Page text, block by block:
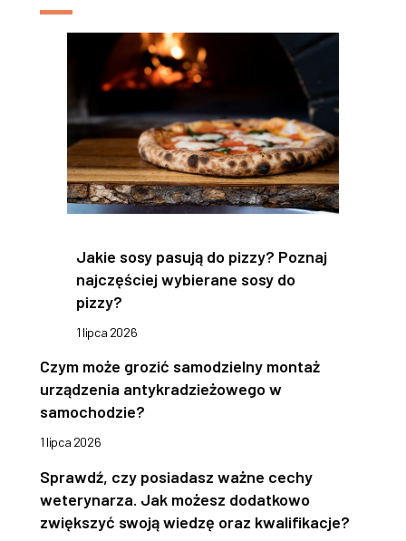
Jakie sosy pasują do pizzy? Poznaj
najczęściej wybierane sosy do
pizzy?
1 lipca 2026
Czym może grozić samodzielny montaż
urządzenia antykradzieżowego w
samochodzie?
1 lipca 2026
Sprawdź, czy posiadasz ważne cechy
weterynarza. Jak możesz dodatkowo
zwiększyć swoją wiedzę oraz kwalifikacje?